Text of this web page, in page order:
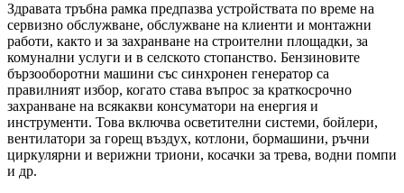
Здравата тръбна рамка предпазва устройствата по време на
сервизно обслужване, обслужване на клиенти и монтажни
работи, както и за захранване на строителни площадки, за
комунални услуги и в селското стопанство. Бензиновите
бързооборотни машини със синхронен генератор са
правилният избор, когато става въпрос за краткосрочно
захранване на всякакви консуматори на енергия и
инструменти. Това включва осветителни системи, бойлери,
вентилатори за горещ въздух, котлони, бормашини, ръчни
циркулярни и верижни триони, косачки за трева, водни помпи
и др.